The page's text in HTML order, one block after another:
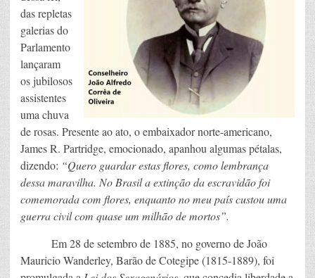
das repletas
galerias do
Parlamento
lançaram
os jubilosos
assistentes
uma chuva
de rosas. Presente ao ato, o embaixador norte-americano,
James R. Partridge, emocionado, apanhou algumas pétalas,
dizendo: “Quero guardar estas flores, como lembrança
dessa maravilha. No Brasil a extinção da escravidão foi
comemorada com flores, enquanto no meu país custou uma
guerra civil com quase um milhão de mortos”.
Em 28 de setembro de 1885, no governo de João
Mauricio Wanderley, Barão de Cotegipe (1815-1889), foi